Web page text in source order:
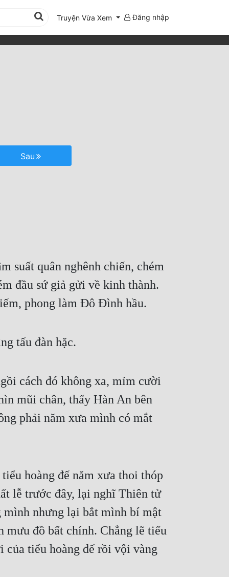
Truyện Vừa Xem Đăng nhập
Sau
suất quân nghênh chiến, chém
đầu sứ giả gửi về kinh thành.
phong làm Đô Đình hầu.
tấu đàn hặc.
cách đó không xa, mỉm cười
mũi chân, thấy Hàn An bên
phải năm xưa mình có mắt
hoàng đế năm xưa thoi thóp
lễ trước đây, lại nghĩ Thiên tử
mình nhưng lại bắt mình bí mật
mưu đồ bất chính. Chẳng lẽ tiểu
của tiểu hoàng đế rồi vội vàng